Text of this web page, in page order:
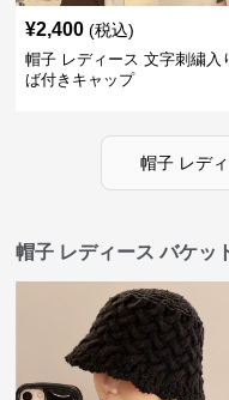
¥2,400 (税込)
帽子 レディース 文字刺繍入
ば付きキャップ
帽子 レデ
帽子 レディース バケッ